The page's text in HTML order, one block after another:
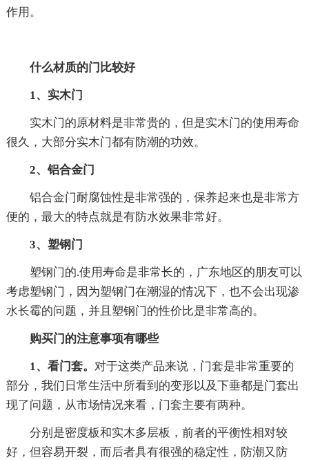
作用。
什么材质的门比较好
1、实木门
实木门的原材料是非常贵的，但是实木门的使用寿命
很久，大部分实木门都有防潮的功效。
2、铝合金门
铝合金门耐腐蚀性是非常强的，保养起来也是非常方
便的，最大的特点就是有防水效果非常好。
3、塑钢门
塑钢门的.使用寿命是非常长的，广东地区的朋友可以
考虑塑钢门，因为塑钢门在潮湿的情况下，也不会出现渗
水长霉的问题，并且塑钢门的性价比是非常高的。
购买门的注意事项有哪些
1、看门套。 对于这类产品来说，门套是非常重要的
部分，我们日常生活中所看到的变形以及下垂都是门套出
现了问题，从市场情况来看，门套主要有两种。
分别是密度板和实木多层板，前者的平衡性相对较
好，但容易开裂，而后者具有很强的稳定性，防潮又防